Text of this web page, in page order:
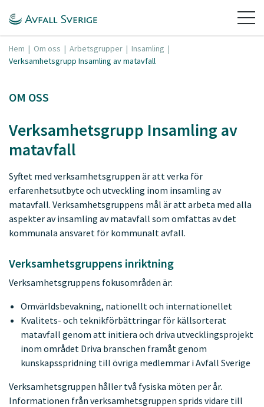
Hem | Om oss | Arbetsgrupper | Insamling |
Verksamhetsgrupp Insamling av matavfall
OM OSS
Verksamhetsgrupp Insamling av
matavfall
Syftet med verksamhetsgruppen är att verka för
erfarenhetsutbyte och utveckling inom insamling av
matavfall. Verksamhetsgruppens mål är att arbeta med alla
aspekter av insamling av matavfall som omfattas av det
kommunala ansvaret för kommunalt avfall.
Verksamhetsgruppens inriktning
Verksamhetsgruppens fokusområden är:
Omvärldsbevakning, nationellt och internationellet
Kvalitets- och teknikförbättringar för källsorterat
matavfall genom att initiera och driva utvecklingsprojekt
inom området Driva branschen framåt genom
kunskapsspridning till övriga medlemmar i Avfall Sverige
Verksamhetsgruppen håller två fysiska möten per år.
Informationen från verksamhetsgruppen sprids vidare till